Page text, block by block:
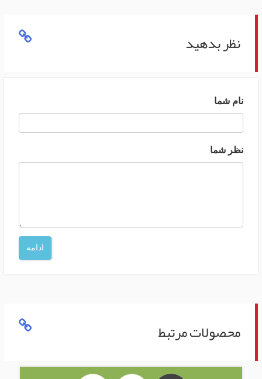
نظر بدهید
نام شما
نظر شما
ادامه
محصولات مرتبط